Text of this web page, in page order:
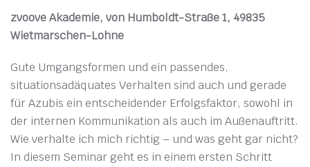
zvoove Akademie, von Humboldt-Straße 1, 49835
Wietmarschen-Lohne
Gute Umgangsformen und ein passendes,
situationsadäquates Verhalten sind auch und gerade
für Azubis ein entscheidender Erfolgsfaktor, sowohl in
der internen Kommunikation als auch im Außenauftritt.
Wie verhalte ich mich richtig – und was geht gar nicht?
In diesem Seminar geht es in einem ersten Schritt